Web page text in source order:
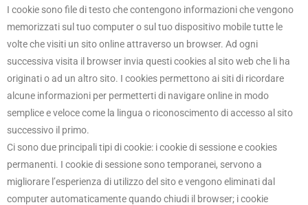
I cookie sono file di testo che contengono informazioni che vengono
memorizzati sul tuo computer o sul tuo dispositivo mobile tutte le
volte che visiti un sito online attraverso un browser. Ad ogni
successiva visita il browser invia questi cookies al sito web che li ha
originati o ad un altro sito. I cookies permettono ai siti di ricordare
alcune informazioni per permetterti di navigare online in modo
semplice e veloce come la lingua o riconoscimento di accesso al sito
successivo il primo.
Ci sono due principali tipi di cookie: i cookie di sessione e cookies
permanenti. I cookie di sessione sono temporanei, servono a
migliorare l’esperienza di utilizzo del sito e vengono eliminati dal
computer automaticamente quando chiudi il browser; i cookie